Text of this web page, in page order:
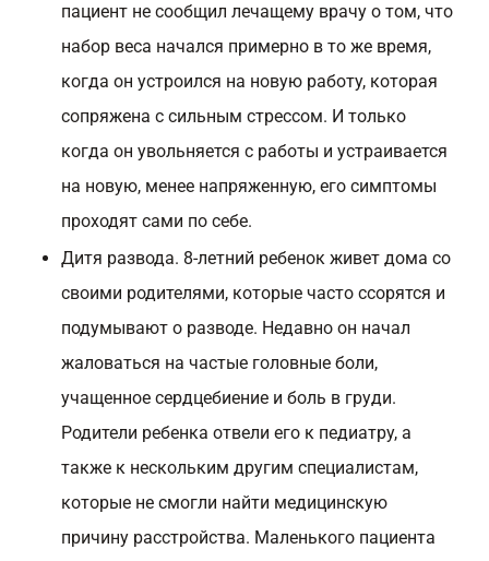
пациент не сообщил лечащему врачу о том, что
набор веса начался примерно в то же время,
когда он устроился на новую работу, которая
сопряжена с сильным стрессом. И только
когда он увольняется с работы и устраивается
на новую, менее напряженную, его симптомы
проходят сами по себе.
Дитя развода. 8-летний ребенок живет дома со
своими родителями, которые часто ссорятся и
подумывают о разводе. Недавно он начал
жаловаться на частые головные боли,
учащенное сердцебиение и боль в груди.
Родители ребенка отвели его к педиатру, а
также к нескольким другим специалистам,
которые не смогли найти медицинскую
причину расстройства. Маленького пациента